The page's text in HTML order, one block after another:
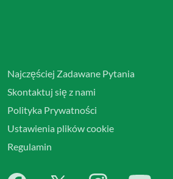
Najczęściej Zadawane Pytania
Skontaktuj się z nami
Polityka Prywatności
Ustawienia plików cookie
Regulamin